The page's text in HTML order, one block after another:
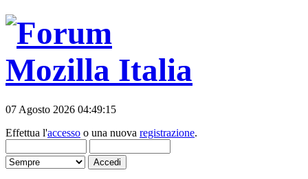
07 Agosto 2026 04:49:15
Effettua l'accesso o una nuova registrazione.